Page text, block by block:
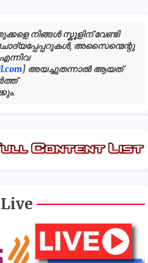
നിങ്ങൾ സ്കൂളിന് വേണ്ടി
ചോദ്യപ്പേപ്പറുകൾ, അസൈന്മെന്റു
] അയച്ചുതന്നാൽ ആയത്